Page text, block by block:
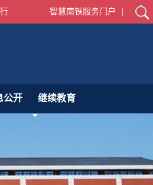
智慧南铁服务门户
公开 继续教育